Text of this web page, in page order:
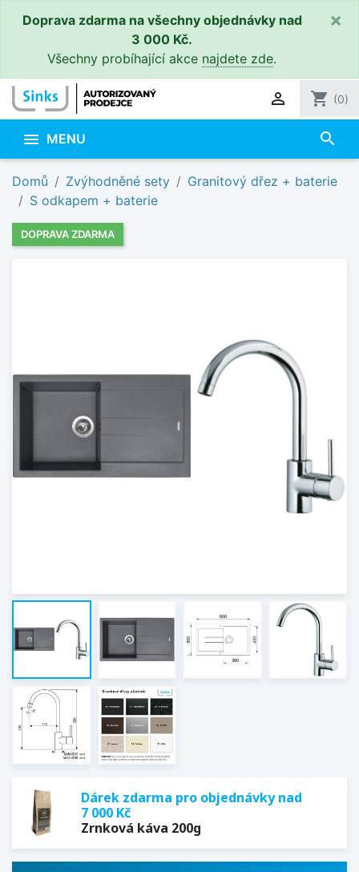
Doprava zdarma na všechny objednávky nad
3 000 Kč.
Všechny probíhající akce najdete zde.
×
 shopping_cart (0)
 MENU search
Domů Zvýhodněné sety
Granitový dřez + baterie
S odkapem + baterie
DOPRAVA ZDARMA
Dárek zdarma pro objednávky nad
7 000 Kč
Zrnková káva 200g